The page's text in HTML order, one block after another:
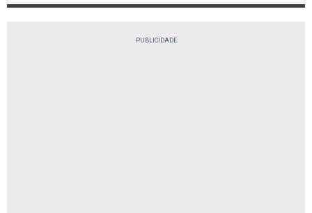
PUBLICIDADE